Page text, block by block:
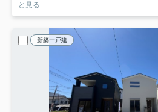
と見る
新築一戸建